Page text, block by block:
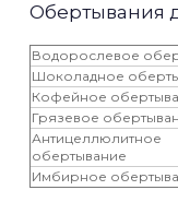
Обертывания
Водорослевое
Шоколадное
Кофейное
Грязевое
Антицеллюлитное
обертывание
Имбирное